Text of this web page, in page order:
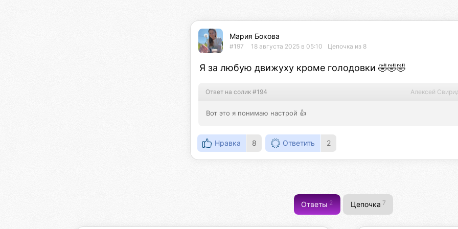
Мария Бокова
#197 18 августа 2025 в 05:10 Цепочка из 8
Я за любую движуху кроме голодовки 🤣🤣🤣
Ответ на солик #194 Алексей
Вот это я понимаю настрой 👍
Нравка 8 Ответить 2
Ответы2 Цепочка 7